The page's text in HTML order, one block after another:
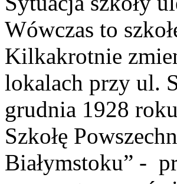
Wówczas to
Kilkakrotnie
lokalach przy ul.
grudnia 1928
Szkołę
Białymstoku” -